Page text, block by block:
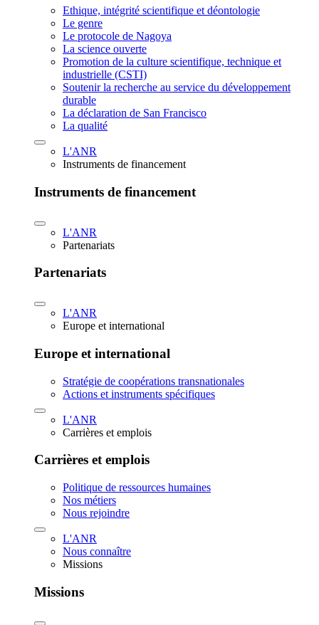
Ethique, intégrité scientifique et déontologie
Le genre
Le protocole de Nagoya
La science ouverte
Promotion de la culture scientifique, technique et
industrielle (CSTI)
Soutenir la recherche au service du développement
durable
La déclaration de San Francisco
La qualité
L'ANR
Instruments de financement
Instruments de financement
L'ANR
Partenariats
Partenariats
L'ANR
Europe et international
Europe et international
Stratégie de coopérations transnationales
Actions et instruments spécifiques
L'ANR
Carrières et emplois
Carrières et emplois
Politique de ressources humaines
Nos métiers
Nous rejoindre
L'ANR
Nous connaître
Missions
Missions